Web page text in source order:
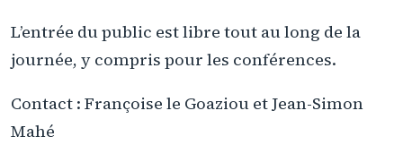
L’entrée du public est libre tout au long de la
journée, y compris pour les conférences.
Contact : Françoise le Goaziou et Jean-Simon
Mahé